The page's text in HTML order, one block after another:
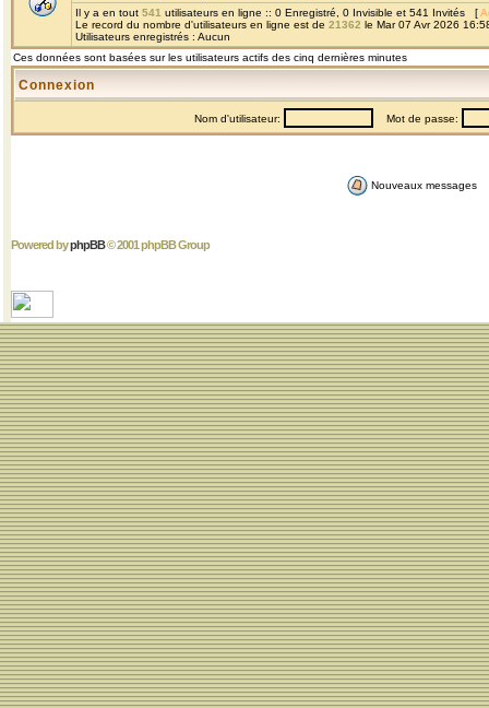
Il y a en tout 541 utilisateurs en ligne :: 0 Enregistré, 0 Invisible et 541 Invités [
Le record du nombre d'utilisateurs en ligne est de 21362 le Mar 07 Avr 2026
Utilisateurs enregistrés : Aucun
Ces données sont basées sur les utilisateurs actifs des cinq dernières minutes
Connexion
Nom d'utilisateur: Mot de passe:
Nouveaux messages
Powered byphpBB© 2001 phpBB Group